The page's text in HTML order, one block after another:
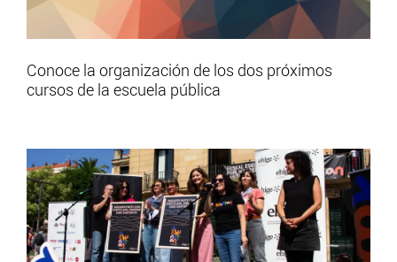
Conoce la organización de los dos próximos
cursos de la escuela pública